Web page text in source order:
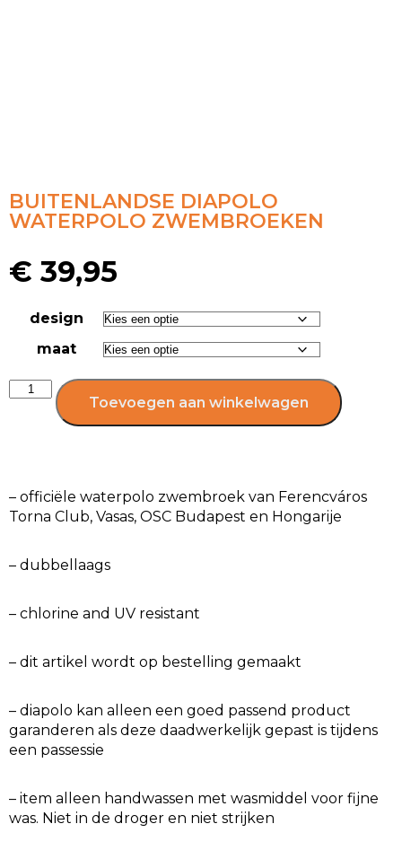
BUITENLANDSE DIAPOLO
WATERPOLO ZWEMBROEKEN
€ 39,95
design
maat
Toevoegen aan winkelwagen
– officiële waterpolo zwembroek van Ferencváros
Torna Club, Vasas, OSC Budapest en Hongarije
– dubbellaags
– chlorine and UV resistant
– dit artikel wordt op bestelling gemaakt
– diapolo kan alleen een goed passend product
garanderen als deze daadwerkelijk gepast is tijdens
een passessie
– item alleen handwassen met wasmiddel voor fijne
was. Niet in de droger en niet strijken